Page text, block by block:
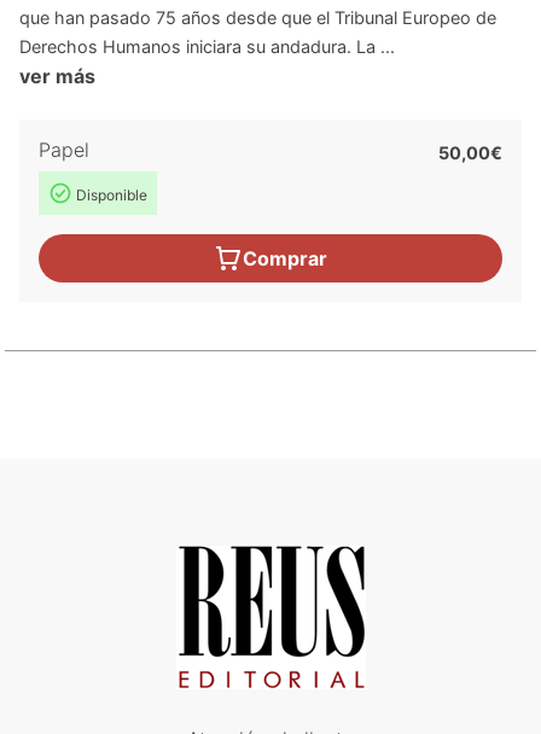
que han pasado 75 años desde que el Tribunal Europeo de
Derechos Humanos iniciara su andadura. La ...
ver más
Papel
Disponible
50,00€
Comprar